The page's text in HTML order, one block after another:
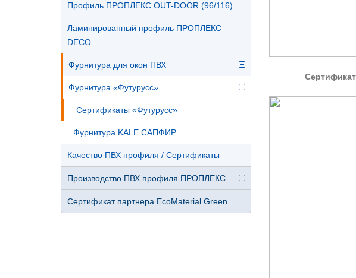
Профиль ПРОПЛЕКС OUT-DOOR (96/116)
Ламинированный профиль ПРОПЛЕКС
DECO
Фурнитура для окон ПВХ
Фурнитура «Футурусс»
Сертификаты «Футурусс»
Фурнитура KALE САПФИР
Качество ПВХ профиля / Сертификаты
Производство ПВХ профиля ПРОПЛЕКС
Сертификат партнера EcoMaterial Green